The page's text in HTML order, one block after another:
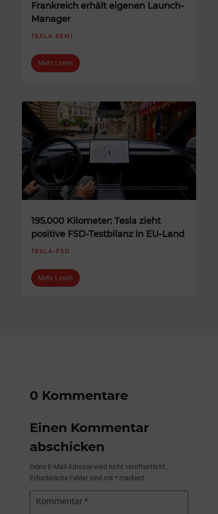
Frankreich erhält eigenen Launch-
Manager
TESLA SEMI
Mehr Lesen
195.000 Kilometer: Tesla zieht
positive FSD-Testbilanz in EU-Land
TESLA-FSD
Mehr Lesen
0 Kommentare
Einen Kommentar
abschicken
Deine E-Mail-Adresse wird nicht veröffentlicht.
Erforderliche Felder sind mit* markiert